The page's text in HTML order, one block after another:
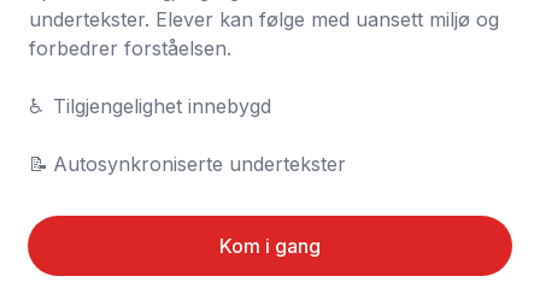
undertekster. Elever kan følge med uansett miljø og
forbedrer forståelsen.
♿	Tilgjengelighet innebygd
📝	Autosynkroniserte undertekster
Kom i gang